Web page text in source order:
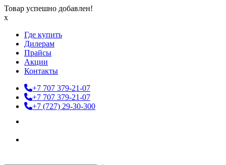
Товар успешно добавлен!
x
Где купить
Дилерам
Прайсы
Акции
Контакты
+7 707 379-21-07
+7 707 379-21-07
+7 (727) 29-30-300